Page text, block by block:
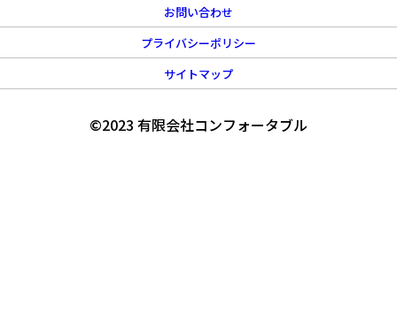
お問い合わせ
プライバシーポリシー
サイトマップ
©2023 有限会社コンフォータブル